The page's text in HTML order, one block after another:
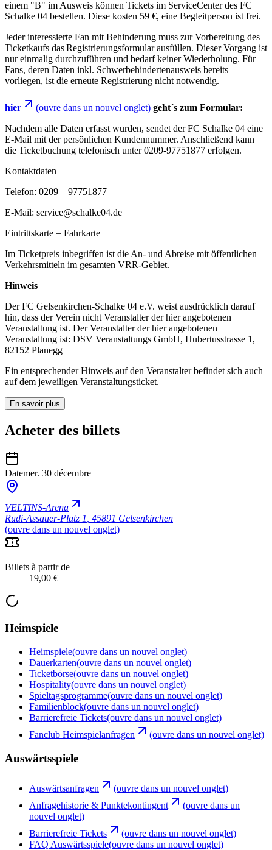
einem "B" im Ausweis können Tickets im ServiceCenter des FC
Schalke 04 bestellen. Diese kosten 59 €, eine Begleitperson ist frei.
Jeder interessierte Fan mit Behinderung muss zur Vorbereitung des
Ticketkaufs das Registrierungsformular ausfüllen. Dieser Vorgang ist
nur einmalig durchzuführen und bedarf keiner Wiederholung. Für
Fans, deren Daten inkl. Schwerbehindertenausweis bereits
vorliegen, ist die erneute Registrierung nicht notwendig.
hier (ouvre dans un nouvel onglet) geht´s zum Formular:
Nachdem alle Daten erfasst wurden, sendet der FC Schalke 04 eine
E-Mail mit der persönlichen Kundennummer. Anschließend kann
die Ticketbuchung telefonisch unter 0209-97751877 erfolgen.
Kontaktdaten
Telefon: 0209 – 97751877
E-Mail: service@schalke04.de
Eintrittskarte = Fahrkarte
Im Ticketpreis inbegriffen ist die An- und Abreise mit öffentlichen
Verkehrsmitteln im gesamten VRR-Gebiet.
Hinweis
Der FC Gelsenkirchen-Schalke 04 e.V. weist ausdrücklich darauf
hin, dass der Verein nicht Veranstalter der hier angebotenen
Veranstaltung ist. Der Veranstalter der hier angebotenen
Veranstaltung ist: DSV Veranstaltungs GmbH, Hubertusstrasse 1,
82152 Planegg
Ein entsprechender Hinweis auf den Veranstalter befindet sich auch
auf dem jeweiligen Veranstaltungsticket.
En savoir plus
Acheter des billets
Datemer. 30 décembre
VELTINS-Arena
Rudi-Assauer-Platz 1 45891 Gelsenkirchen
(ouvre dans un nouvel onglet)
Billets à partir de
19,00 €
Heimspiele
Heimspiele(ouvre dans un nouvel onglet)
Dauerkarten(ouvre dans un nouvel onglet)
Ticketbörse(ouvre dans un nouvel onglet)
Hospitality(ouvre dans un nouvel onglet)
Spieltagsprogramme(ouvre dans un nouvel onglet)
Familienblock(ouvre dans un nouvel onglet)
Barrierefreie Tickets(ouvre dans un nouvel onglet)
Fanclub Heimspielanfragen
(ouvre dans un nouvel onglet)
Auswärtsspiele
Auswärtsanfragen
(ouvre dans un nouvel onglet)
Anfragehistorie & Punktekontingent
(ouvre dans un
nouvel onglet)
Barrierefreie Tickets
(ouvre dans un nouvel onglet)
FAQ Auswärtsspiele(ouvre dans un nouvel onglet)